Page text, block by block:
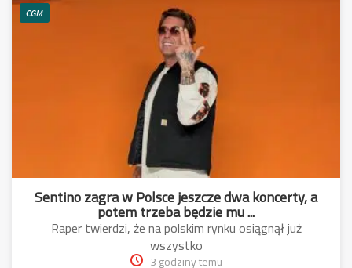
CGM
Sentino zagra w Polsce jeszcze dwa koncerty, a
potem trzeba będzie mu ...
Raper twierdzi, że na polskim rynku osiągnął już
wszystko
3 godziny temu